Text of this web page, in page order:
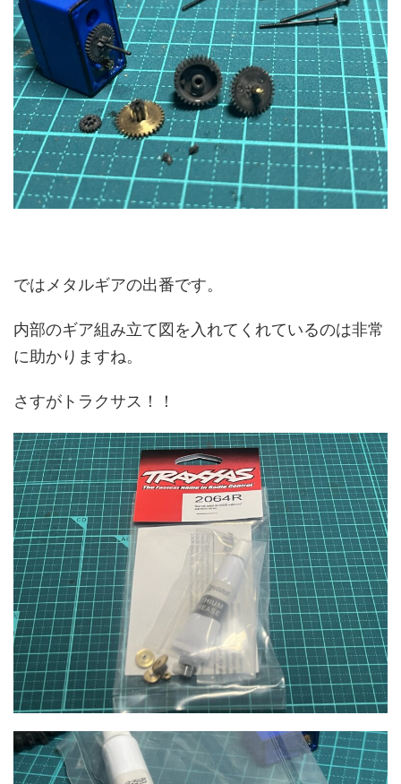
ではメタルギアの出番です。
内部のギア組み立て図を入れてくれているのは非常
に助かりますね。
さすがトラクサス！！